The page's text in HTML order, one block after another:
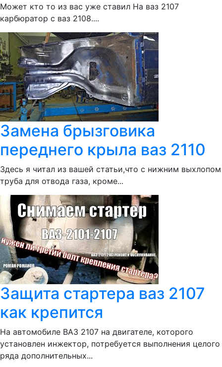
Может кто то из вас уже ставил На ваз 2107
карбюратор с ваз 2108....
Замена брызговика
переднего крыла ваз 2110
Здесь я читал из вашей статьи,что с нижним выхлопом
труба для отвода газа, кроме...
Защита стартера ваз 2107
как крепится
На автомобиле ВАЗ 2107 на двигателе, которого
установлен инжектор, потребуется выполнения целого
ряда дополнительных...